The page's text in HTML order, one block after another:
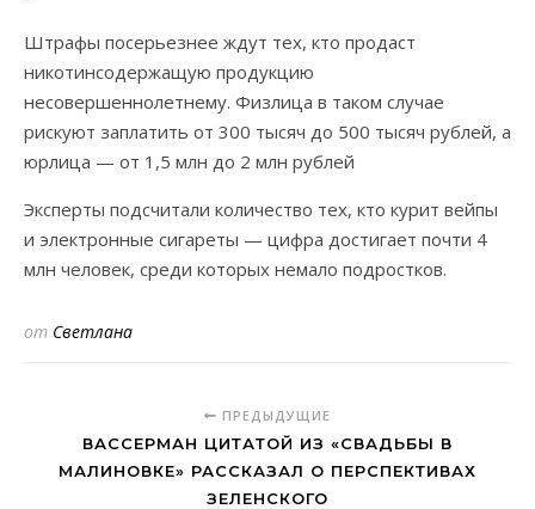
Штрафы посерьезнее ждут тех, кто продаст
никотинсодержащую продукцию
несовершеннолетнему. Физлица в таком случае
рискуют заплатить от 300 тысяч до 500 тысяч рублей, а
юрлица — от 1,5 млн до 2 млн рублей
Эксперты подсчитали количество тех, кто курит вейпы
и электронные сигареты — цифра достигает почти 4
млн человек, среди которых немало подростков.
от Светлана
ПРЕДЫДУЩИЕ
ВАССЕРМАН ЦИТАТОЙ ИЗ «СВАДЬБЫ В
МАЛИНОВКЕ» РАССКАЗАЛ О ПЕРСПЕКТИВАХ
ЗЕЛЕНСКОГО